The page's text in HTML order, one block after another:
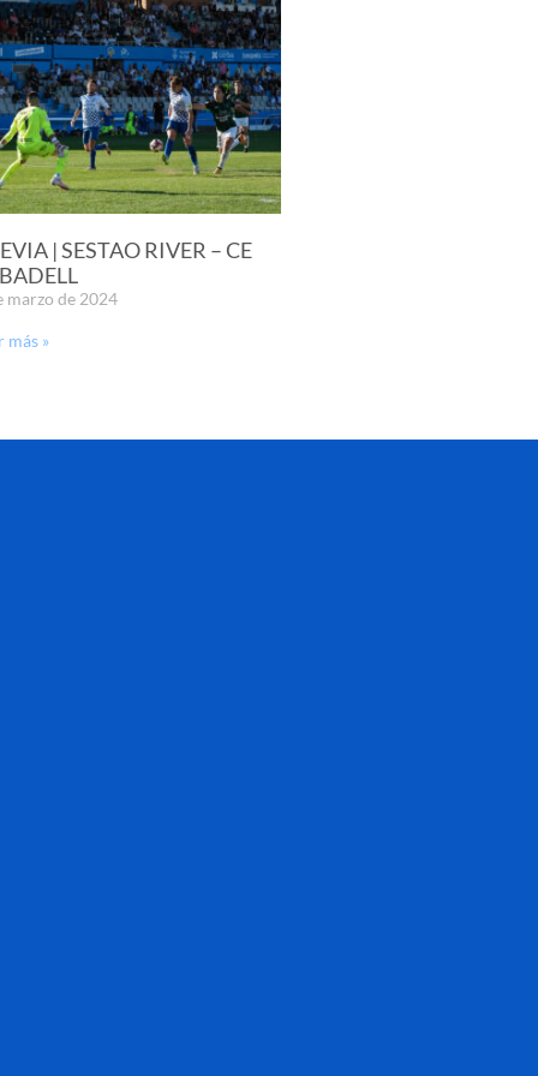
| SESTAO RIVER – CE
marzo de 2024
más »